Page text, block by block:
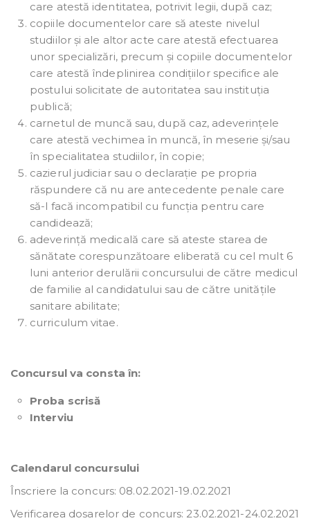
care atestă identitatea, potrivit legii, după caz;
copiile documentelor care să ateste nivelul
studiilor și ale altor acte care atestă efectuarea
unor specializări, precum și copiile documentelor
care atestă îndeplinirea condițiilor specifice ale
postului solicitate de autoritatea sau instituția
publică;
carnetul de muncă sau, după caz, adeverințele
care atestă vechimea în muncă, în meserie și/sau
în specialitatea studiilor, în copie;
cazierul judiciar sau o declarație pe propria
răspundere că nu are antecedente penale care
să-l facă incompatibil cu funcția pentru care
candidează;
adeverință medicală care să ateste starea de
sănătate corespunzătoare eliberată cu cel mult 6
luni anterior derulării concursului de către medicul
de familie al candidatului sau de către unitățile
sanitare abilitate;
curriculum vitae.
Concursul va consta în:
Proba scrisă
Interviu
Calendarul concursului
Înscriere la concurs: 08.02.2021-19.02.2021
Verificarea dosarelor de concurs: 23.02.2021-24.02.2021